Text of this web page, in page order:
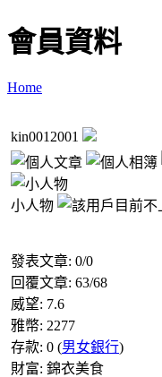
會員資料
Home
kin0012001
小人物
發表文章: 0/0
回覆文章: 63/68
威望: 7.6
雅幣: 2277
存款: 0 (男女銀行)
財富: 錦衣美食